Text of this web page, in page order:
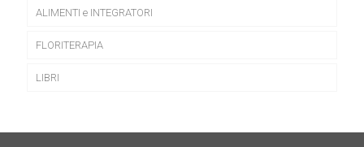
ALIMENTI e INTEGRATORI
FLORITERAPIA
LIBRI